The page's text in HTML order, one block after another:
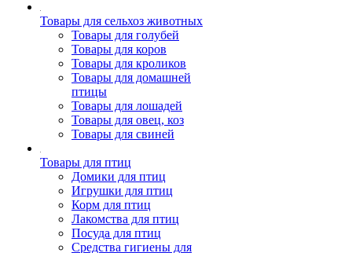
Товары для сельхоз животных
Товары для голубей
Товары для коров
Товары для кроликов
Товары для домашней
птицы
Товары для лошадей
Товары для овец, коз
Товары для свиней
Товары для птиц
Домики для птиц
Игрушки для птиц
Корм для птиц
Лакомства для птиц
Посуда для птиц
Средства гигиены для